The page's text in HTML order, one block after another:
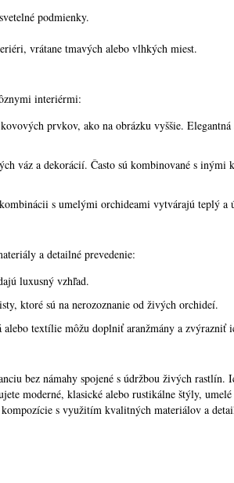
podmienky.
vrátane tmavých alebo vlhkých miest.
interiérmi:
prvkov, ako na obrázku vyššie. Elegantná
váz a dekorácií. Často sú kombinované s inými
s umelými orchideami vytvárajú teplý a
a detailné prevedenie:
luxusný vzhľad.
ktoré sú na nerozoznanie od živých orchideí.
textílie môžu doplniť aranžmány a zvýrazniť
bez námahy spojené s údržbou živých rastlín.
moderné, klasické alebo rustikálne štýly,
s využitím kvalitných materiálov a